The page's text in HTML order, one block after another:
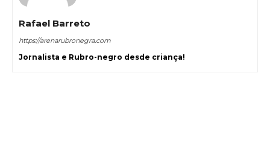
Rafael Barreto
https://arenarubronegra.com
Jornalista e Rubro-negro desde criança!